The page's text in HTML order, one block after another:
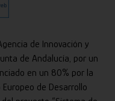
de Innovación y
de Andalucía, por un
en un 80% por la
de Desarrollo